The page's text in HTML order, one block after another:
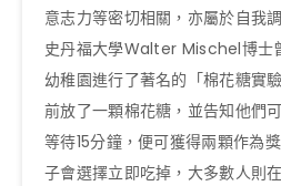
意志力等密切相關，亦屬於自我
史丹福大學Walter Mischel博士
幼稚園進行了著名的「棉花糖實
前放了一顆棉花糖，並告知他們
等待15分鐘，便可獲得兩顆作為
子會選擇立即吃掉，大多數人則